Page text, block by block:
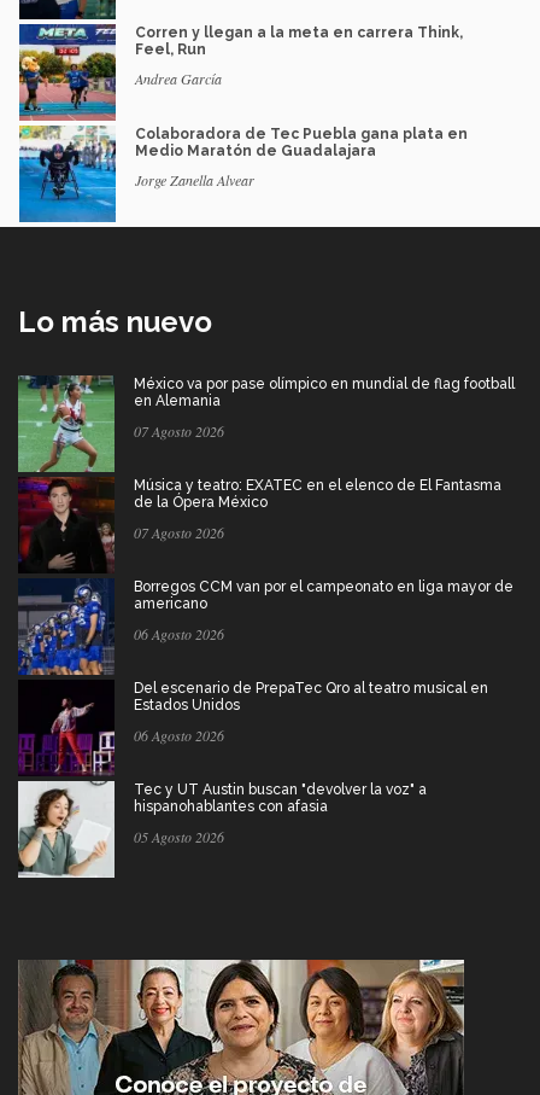
Corren y llegan a la meta en carrera Think,
Feel, Run
Andrea García
Colaboradora de Tec Puebla gana plata en
Medio Maratón de Guadalajara
Jorge Zanella Alvear
Lo más nuevo
México va por pase olímpico en mundial de flag football
en Alemania
07 Agosto 2026
Música y teatro: EXATEC en el elenco de El Fantasma
de la Ópera México
07 Agosto 2026
Borregos CCM van por el campeonato en liga mayor de
americano
06 Agosto 2026
Del escenario de PrepaTec Qro al teatro musical en
Estados Unidos
06 Agosto 2026
Tec y UT Austin buscan "devolver la voz" a
hispanohablantes con afasia
05 Agosto 2026